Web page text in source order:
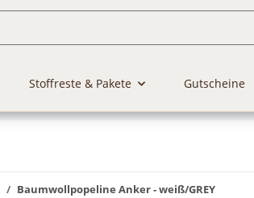
Stoffreste & Pakete Gutscheine
Baumwollpopeline Anker - weiß/GREY